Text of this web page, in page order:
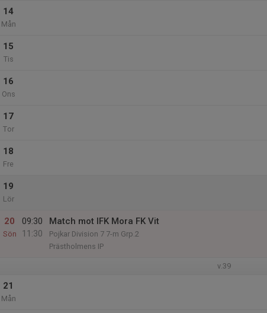
14
Mån
15
Tis
16
Ons
17
Tor
18
Fre
19
Lör
20
Sön
09:30
11:30
Match mot IFK Mora FK Vit
Pojkar Division 7 7-m Grp.2
Prästholmens IP
v.39
21
Mån